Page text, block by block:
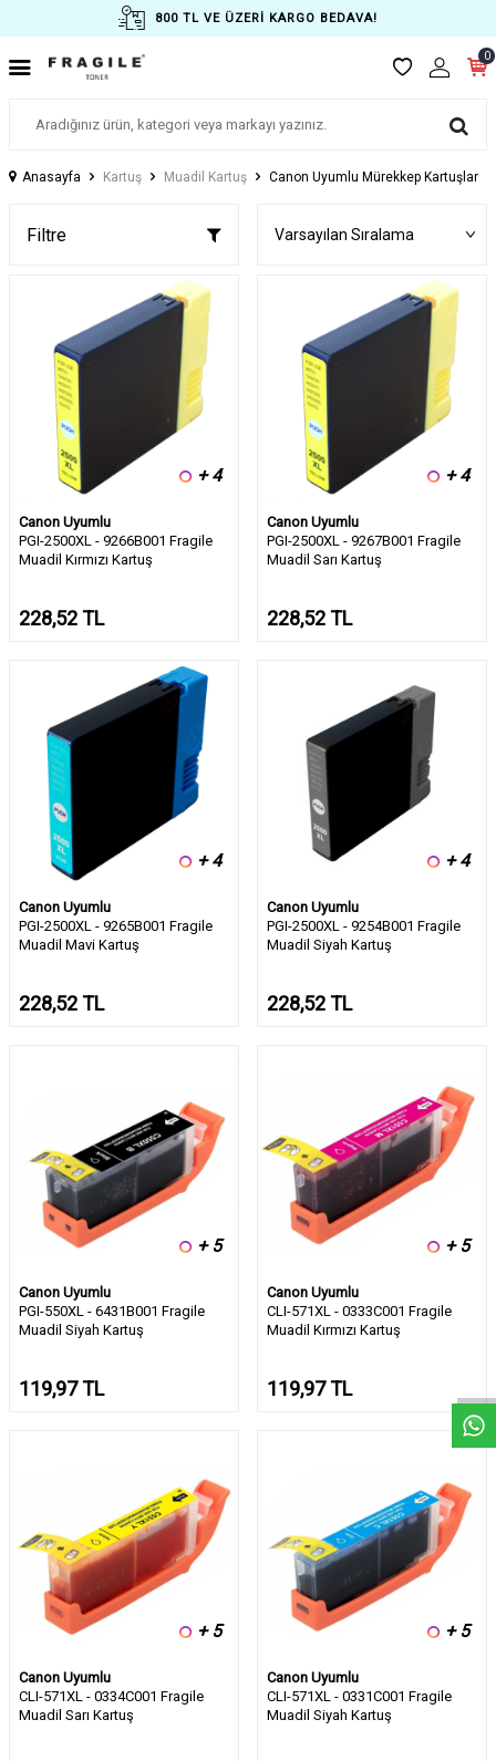
800 TL VE ÜZERİ KARGO BEDAVA!
0
Anasayfa Kartuş Muadil Kartuş Canon Uyumlu Mürekkep Kartuşlar
Filtre
+ 4
Canon Uyumlu
PGI-2500XL - 9266B001 Fragile
Muadil Kırmızı Kartuş
228,52TL
+ 4
Canon Uyumlu
PGI-2500XL - 9267B001 Fragile
Muadil Sarı Kartuş
228,52TL
+ 4
Canon Uyumlu
PGI-2500XL - 9265B001 Fragile
Muadil Mavi Kartuş
228,52TL
+ 4
Canon Uyumlu
PGI-2500XL - 9254B001 Fragile
Muadil Siyah Kartuş
228,52TL
+ 5
Canon Uyumlu
PGI-550XL - 6431B001 Fragile
Muadil Siyah Kartuş
119,97TL
+ 5
Canon Uyumlu
CLI-571XL - 0333C001 Fragile
Muadil Kırmızı Kartuş
119,97TL
+ 5
Canon Uyumlu
CLI-571XL - 0334C001 Fragile
Muadil Sarı Kartuş
+ 5
Canon Uyumlu
CLI-571XL - 0331C001 Fragile
Muadil Siyah Kartuş